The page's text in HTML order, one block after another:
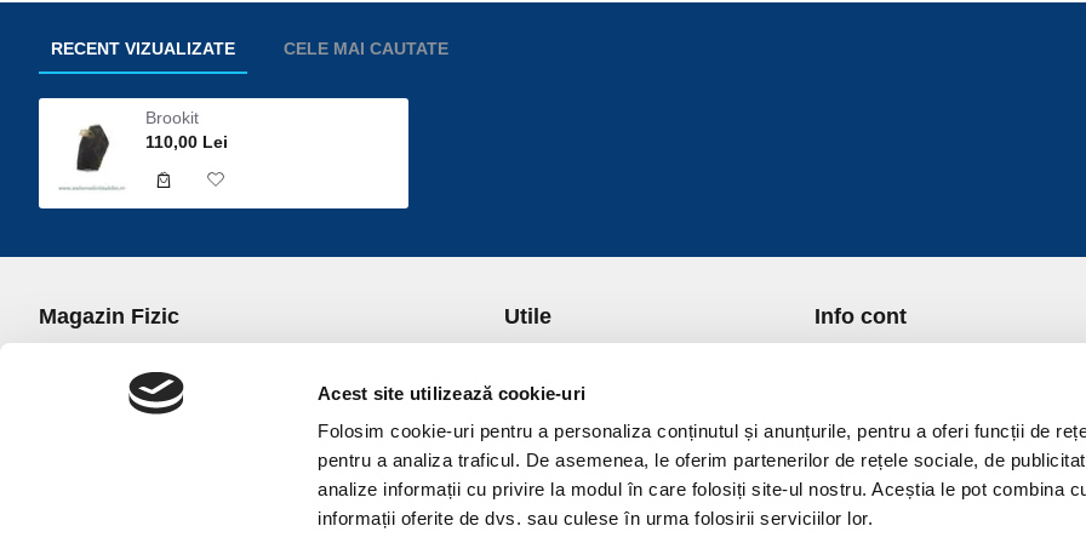
Acest site utilizează cookie-uri
Folosim cookie-uri pentru a personaliza conținutul și anunțurile, pentru a oferi funcții de
pentru a analiza traficul. De asemenea, le oferim partenerilor de rețele sociale, de
analize informații cu privire la modul în care folosiți site-ul nostru. Aceștia le pot combina
informații oferite de dvs. sau culese în urma folosirii serviciilor lor.
RECENT VIZUALIZATE CELE MAI CAUTATE
Brookit
110,00 Lei
Magazin Fizic
office@universulcristalelor.ro
0799 879 911, 0723 145 611 (Comenzi Telefonice)
Utile
Transport si Plata
Politica de Returnare
Politica de confidentialitate
Politica Cookies
Termeni si conditii
Info cont
Lista Favorite
GDPR - Protectia datelor
Contact